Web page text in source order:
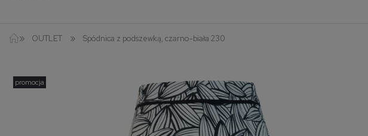
» OUTLET » Spódnica z podszewką, czarno-biała 230
promocja